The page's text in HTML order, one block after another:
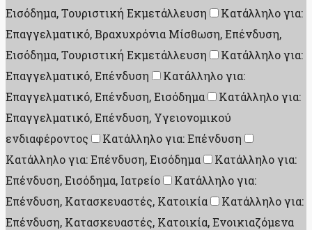
Εισόδημα, Τουριστική Εκμετάλλευση
Κατάλληλο για:
Επαγγελματικό, Βραχυχρόνια Μίσθωση, Επένδυση,
Εισόδημα, Τουριστική Εκμετάλλευση
Κατάλληλο για:
Επαγγελματικό, Επένδυση
Κατάλληλο για:
Επαγγελματικό, Επένδυση, Εισόδημα
Κατάλληλο για:
Επαγγελματικό, Επένδυση, Υγειονομικού
ενδιαφέροντος
Κατάλληλο για: Επένδυση
Κατάλληλο για: Επένδυση, Εισόδημα
Κατάλληλο για:
Επένδυση, Εισόδημα, Ιατρείο
Κατάλληλο για:
Επένδυση, Κατασκευαστές, Κατοικία
Κατάλληλο για:
Επένδυση, Κατασκευαστές, Κατοικία, Ενοικιαζόμενα